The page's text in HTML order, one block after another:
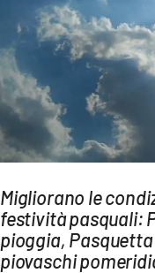
AMBIENTE
Streaming
LAC TV
LAC NETWORK
LAC ONAIR
LaC
Network
LACPLAY.IT
Migliorano le
festività pasquali:
pioggia,
piovaschi